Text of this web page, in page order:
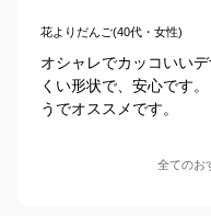
花よりだんご(40代・女性)
オシャレでカッコいい
くい形状で、安心です
うでオススメです。
全てのお